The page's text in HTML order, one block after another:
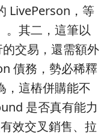
LivePerson，等
。其二，這筆以
交易，還需額外
債務，勢必稀釋
，這樁併購能不
是否真有能力
效交叉銷售、拉